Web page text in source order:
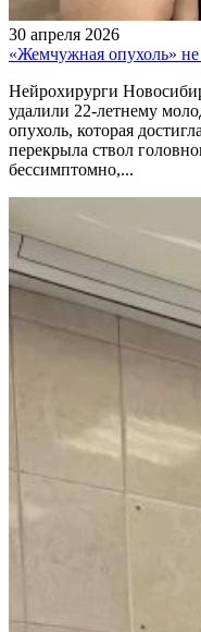
30 апреля 2026
«Жемчужная опухоль»
Нейрохирурги
удалили 22-летнему
опухоль, которая
перекрыла ствол
бессимптомно,...